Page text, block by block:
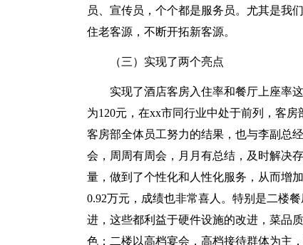
员、宣传员，个个都是服务员。尤其是我
住老客源，不断开拓新客源。
（三）实现了两个亮点
实现了酒店客房入住率和餐厅上座率
为120元，在xx市同行业中处于前列，客
客房部全体员工努力的结果，也与李副总
会，周周有周会，月月有总结，及时解决
量，做到了个性化和人性化服务，从而增
0.92万元，成绩也非常喜人。特别是二楼
进，这些都利益于硬件设施的改进，菜品
色：二楼以高档宴会，高档接待群体为主